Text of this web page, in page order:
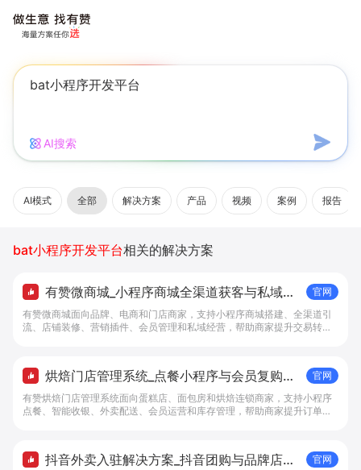
AI搜索
AI模式 全部 解决方案 产品 视频 案例 报告
bat小程序开发平台相关的解决方案
有赞微商城_小程序商城全渠道获客与私域复
购工具 - 做生意, 找有赞
官网
有赞微商城面向品牌、电商和门店商家，支持小程序商城搭建、全渠道引
流、店铺装修、营销插件、会员管理和私域经营，帮助商家提升交易转化
烘焙门店管理系统_点餐小程序与会员复购工
具 - 做生意, 找有赞
官网
有赞烘焙门店管理系统面向蛋糕店、面包房和烘焙连锁商家，支持小程序
点餐、智能收银、外卖配送、会员运营和库存管理，帮助商家提升订单转
抖音外卖入驻解决方案_抖音团购与品牌店铺
官网